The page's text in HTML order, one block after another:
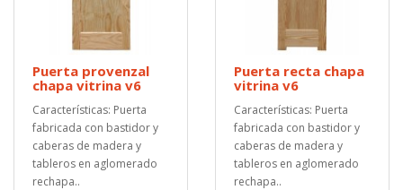
Puerta provenzal
chapa vitrina v6
Características: Puerta
fabricada con bastidor y
caberas de madera y
tableros en aglomerado
rechapa..
Puerta recta chapa
vitrina v6
Características: Puerta
fabricada con bastidor y
caberas de madera y
tableros en aglomerado
rechapa..